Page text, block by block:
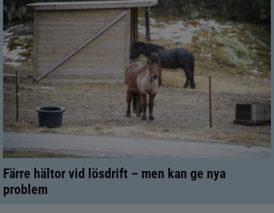
Färre hältor vid lösdrift – men kan ge nya
problem